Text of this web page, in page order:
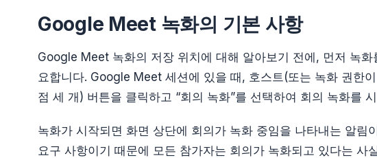
Google Meet 녹화의 기본 사항
Google Meet 녹화의 저장 위치에 대해 알아보기 전에, 먼저 녹
요합니다. Google Meet 세션에 있을 때, 호스트(또는 녹화 권한
점 세 개) 버튼을 클릭하고 “회의 녹화”를 선택하여 회의 녹화를
녹화가 시작되면 화면 상단에 회의가 녹화 중임을 나타내는 알림
요구 사항이기 때문에 모든 참가자는 회의가 녹화되고 있다는 사